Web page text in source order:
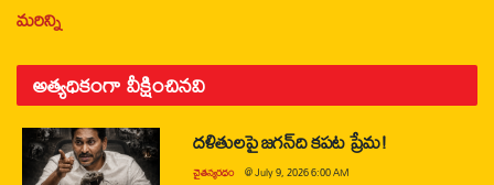
మరిన్ని
అత్యధికంగా వీక్షించినవి
దళితులపై జగన్‌ది కపట ప్రేమ!
చైతన్యరధం @July 9, 2026 6:00 AM